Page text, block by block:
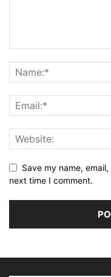
Save my name,
next time I comment.